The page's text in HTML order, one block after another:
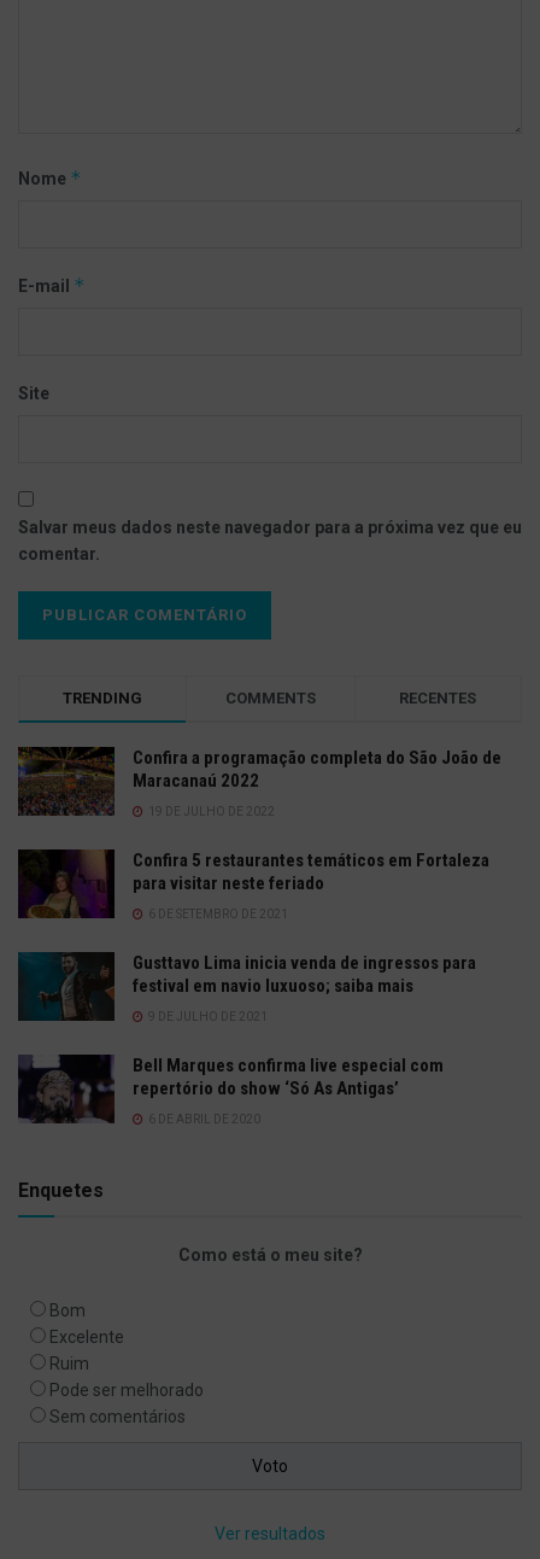
Nome *
E-mail *
Site
Salvar meus dados neste navegador para a próxima vez que eu
comentar.
TRENDING COMMENTS RECENTES
Confira a programação completa do São João de
Maracanaú 2022
19 DE JULHO DE 2022
Confira 5 restaurantes temáticos em Fortaleza
para visitar neste feriado
6 DE SETEMBRO DE 2021
Gusttavo Lima inicia venda de ingressos para
festival em navio luxuoso; saiba mais
9 DE JULHO DE 2021
Bell Marques confirma live especial com
repertório do show ‘Só As Antigas’
6 DE ABRIL DE 2020
Enquetes
Como está o meu site?
Bom
Excelente
Ruim
Pode ser melhorado
Sem comentários
Ver resultados